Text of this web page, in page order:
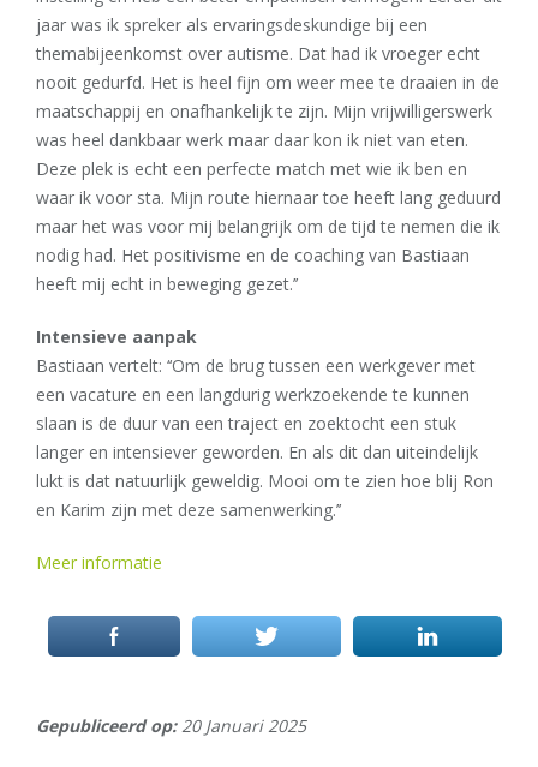
jaar was ik spreker als ervaringsdeskundige bij een
themabijeenkomst over autisme. Dat had ik vroeger echt
nooit gedurfd. Het is heel fijn om weer mee te draaien in de
maatschappij en onafhankelijk te zijn. Mijn vrijwilligerswerk
was heel dankbaar werk maar daar kon ik niet van eten.
Deze plek is echt een perfecte match met wie ik ben en
waar ik voor sta. Mijn route hiernaar toe heeft lang geduurd
maar het was voor mij belangrijk om de tijd te nemen die ik
nodig had. Het positivisme en de coaching van Bastiaan
heeft mij echt in beweging gezet.’’
Intensieve aanpak
Bastiaan vertelt: ‘‘Om de brug tussen een werkgever met
een vacature en een langdurig werkzoekende te kunnen
slaan is de duur van een traject en zoektocht een stuk
langer en intensiever geworden. En als dit dan uiteindelijk
lukt is dat natuurlijk geweldig. Mooi om te zien hoe blij Ron
en Karim zijn met deze samenwerking.’’
Meer informatie
Gepubliceerd op:20 Januari 2025